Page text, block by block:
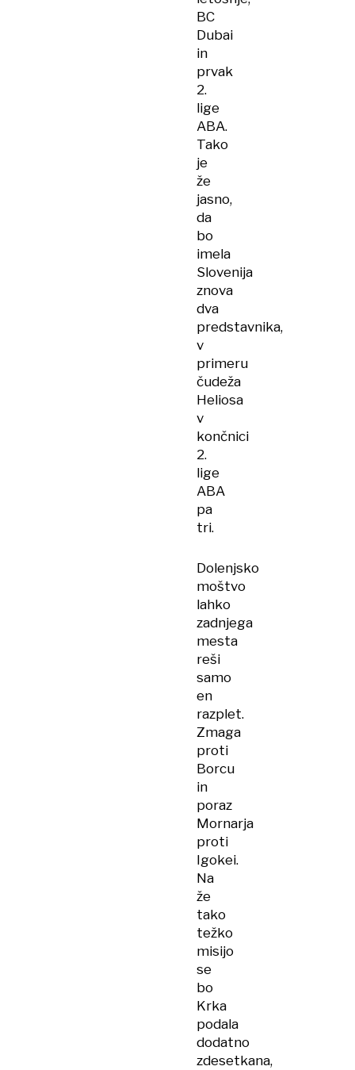
BC
Dubai
in
prvak
2.
lige
ABA.
Tako
je
že
jasno,
da
bo
imela
Slovenija
znova
dva
predstavnika,
v
primeru
čudeža
Heliosa
v
končnici
2.
lige
ABA
pa
tri.
Dolenjsko
moštvo
lahko
zadnjega
mesta
reši
samo
en
razplet.
Zmaga
proti
Borcu
in
poraz
Mornarja
proti
Igokei.
Na
že
tako
težko
misijo
se
bo
Krka
podala
dodatno
zdesetkana,